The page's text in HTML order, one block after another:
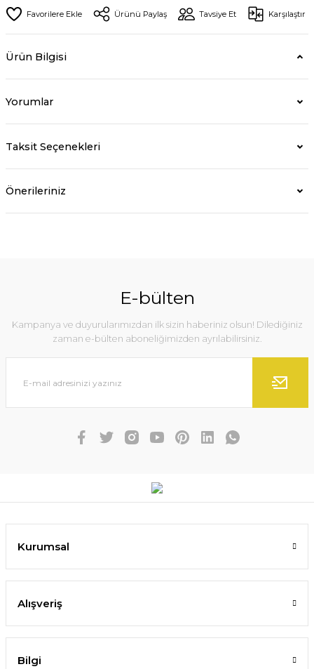
Ürünü Paylaş Tavsiye Et Karşılaştır
Ürün Bilgisi
Yorumlar
Taksit Seçenekleri
Önerileriniz
E-bülten
Kampanya ve duyurularımızdan ilk sizin haberiniz olsun! Dilediğiniz
zaman e-bülten aboneliğimizden ayrılabilirsiniz.
Kurumsal
Alışveriş
Bilgi